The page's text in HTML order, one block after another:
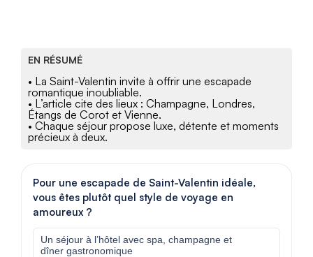
EN RÉSUMÉ
• La Saint-Valentin invite à offrir une escapade
romantique inoubliable.
• L’article cite des lieux : Champagne, Londres,
Étangs de Corot et Vienne.
• Chaque séjour propose luxe, détente et moments
précieux à deux.
Pour une escapade de Saint-Valentin idéale,
vous êtes plutôt quel style de voyage en
amoureux ?
Un séjour à l’hôtel avec spa, champagne et
dîner gastronomique